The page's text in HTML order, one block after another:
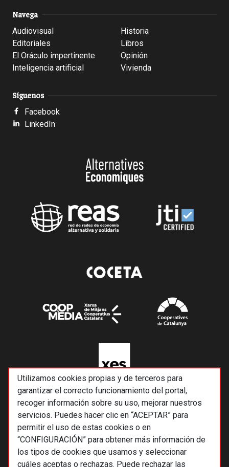
Utilizamos cookies propias y de terceros para
garantizar el correcto funcionamiento del portal,
recoger información sobre su uso, mejorar nuestros
servicios. Puedes hacer clic en “ACEPTAR” para
permitir el uso de estas cookies o en
“CONFIGURACIÓN” para obtener más información de
los tipos de cookies que usamos y seleccionar
cuáles aceptas o rechazas. Puede rechazar las
Navega
Audiovisual
Editoriales
El Oráculo impertinente
Inteligencia artificial
Historia
Libros
Opinión
Vivienda
Síguenos
Facebook
LinkedIn